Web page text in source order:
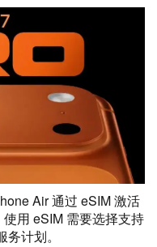
Air 通过 eSIM 激活
用 eSIM 需要选择支持
计划。